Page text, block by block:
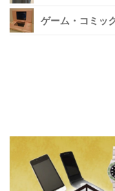
ゲーム・コミッ